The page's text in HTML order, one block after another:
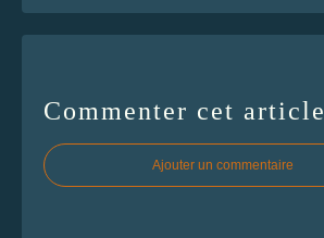
Commenter cet article
Ajouter un commentaire